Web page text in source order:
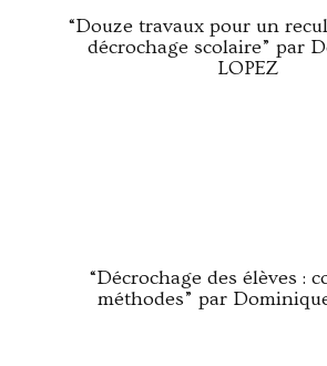
“Douze travaux pour un
décrochage scolaire” par
LOPEZ
“Décrochage des élèves :
méthodes” par